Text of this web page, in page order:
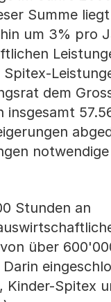
Summe
um 3% pro
dem
insgesamt
Stunden an
über
Kinder-Spitex